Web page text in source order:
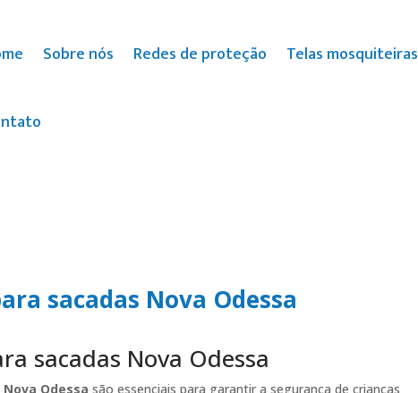
Sobre nós Redes de proteção Telas mosquiteiras
sacadas Nova Odessa
sacadas Nova Odessa
Odessa são essenciais para garantir a segurança de crianças